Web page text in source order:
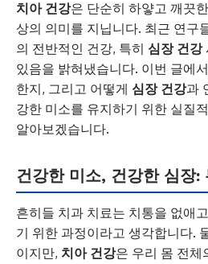
치아 건강은 단순히 하얗고 깨끗
상의 의미를 지닙니다. 최근 연구
의 전반적인 건강, 특히 심장 건강
있음을 밝혀냈습니다. 이번 글에
한지, 그리고 어떻게 심장 건강과
강한 미소를 유지하기 위한 실질
알아보겠습니다.
건강한 미소, 건강한 심장:
흔히들 치과 치료는 치통을 없애
기 위한 과정이라고 생각합니다.
이지만, 치아 건강은 우리 몸 전체